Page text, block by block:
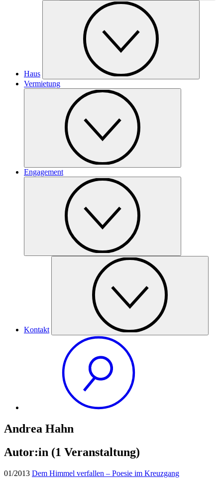
Haus
Vermietung
Engagement
Kontakt
Andrea Hahn
Autor:in (1 Veranstaltung)
01/2013 Dem Himmel verfallen – Poesie im Kreuzgang